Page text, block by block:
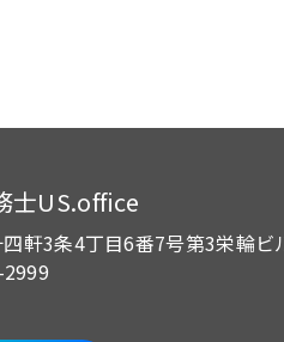
士US.office
軒3条4丁目6番7号第3栄輪ビ